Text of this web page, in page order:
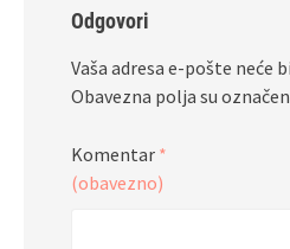
Odgovori
Vaša adresa e-pošte neće
Obavezna polja su
Komentar *
(obavezno)